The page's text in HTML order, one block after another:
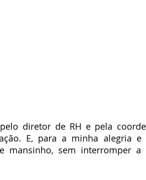
diretor de RH e pela
E, para a minha alegria e
mansinho, sem interromper a